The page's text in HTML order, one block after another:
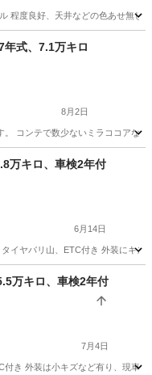
程度良好、天井などの色あせ無
ーシア
年式、7.1万キロ
8月2日
。 コンテで数少ないミラココア
ブコンテ
万キロ、車検2年付
6月14日
イヤバリ山、ETC付き 外装にキ
ワゴンR
万キロ、車検2年付
7月4日
き 外装は小キズなど有り、現車